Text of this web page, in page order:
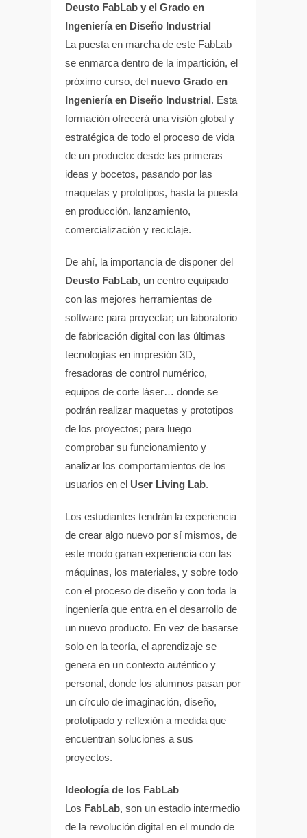
Deusto FabLab y el Grado en
Ingeniería en Diseño Industrial
La puesta en marcha de este FabLab
se enmarca dentro de la impartición, el
próximo curso, del nuevo Grado en
Ingeniería en Diseño Industrial. Esta
formación ofrecerá una visión global y
estratégica de todo el proceso de vida
de un producto: desde las primeras
ideas y bocetos, pasando por las
maquetas y prototipos, hasta la puesta
en producción, lanzamiento,
comercialización y reciclaje.
De ahí, la importancia de disponer del
Deusto FabLab, un centro equipado
con las mejores herramientas de
software para proyectar; un laboratorio
de fabricación digital con las últimas
tecnologías en impresión 3D,
fresadoras de control numérico,
equipos de corte láser… donde se
podrán realizar maquetas y prototipos
de los proyectos; para luego
comprobar su funcionamiento y
analizar los comportamientos de los
usuarios en el User Living Lab.
Los estudiantes tendrán la experiencia
de crear algo nuevo por sí mismos, de
este modo ganan experiencia con las
máquinas, los materiales, y sobre todo
con el proceso de diseño y con toda la
ingeniería que entra en el desarrollo de
un nuevo producto. En vez de basarse
solo en la teoría, el aprendizaje se
genera en un contexto auténtico y
personal, donde los alumnos pasan por
un círculo de imaginación, diseño,
prototipado y reflexión a medida que
encuentran soluciones a sus
proyectos.
Ideología de los FabLab
Los FabLab, son un estadio intermedio
de la revolución digital en el mundo de